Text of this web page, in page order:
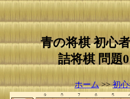
青の将棋 初心
詰将棋 問題
ホーム>>初